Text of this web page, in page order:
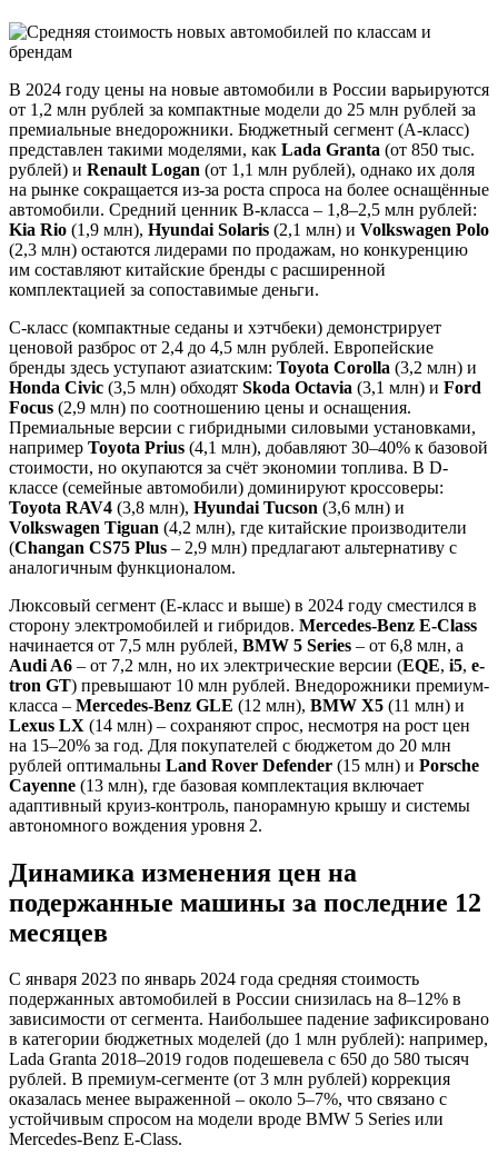
В 2024 году цены на новые автомобили в России варьируются
от 1,2 млн рублей за компактные модели до 25 млн рублей за
премиальные внедорожники. Бюджетный сегмент (A-класс)
представлен такими моделями, как Lada Granta (от 850 тыс.
рублей) и Renault Logan (от 1,1 млн рублей), однако их доля
на рынке сокращается из-за роста спроса на более оснащённые
автомобили. Средний ценник B-класса – 1,8–2,5 млн рублей:
Kia Rio (1,9 млн), Hyundai Solaris (2,1 млн) и Volkswagen Polo
(2,3 млн) остаются лидерами по продажам, но конкуренцию
им составляют китайские бренды с расширенной
комплектацией за сопоставимые деньги.
C-класс (компактные седаны и хэтчбеки) демонстрирует
ценовой разброс от 2,4 до 4,5 млн рублей. Европейские
бренды здесь уступают азиатским: Toyota Corolla (3,2 млн) и
Honda Civic (3,5 млн) обходят Skoda Octavia (3,1 млн) и Ford
Focus (2,9 млн) по соотношению цены и оснащения.
Премиальные версии с гибридными силовыми установками,
например Toyota Prius (4,1 млн), добавляют 30–40% к базовой
стоимости, но окупаются за счёт экономии топлива. В D-
классе (семейные автомобили) доминируют кроссоверы:
Toyota RAV4 (3,8 млн), Hyundai Tucson (3,6 млн) и
Volkswagen Tiguan (4,2 млн), где китайские производители
(Changan CS75 Plus – 2,9 млн) предлагают альтернативу с
аналогичным функционалом.
Люксовый сегмент (E-класс и выше) в 2024 году сместился в
сторону электромобилей и гибридов. Mercedes-Benz E-Class
начинается от 7,5 млн рублей, BMW 5 Series – от 6,8 млн, а
Audi A6 – от 7,2 млн, но их электрические версии (EQE, i5, e-
tron GT) превышают 10 млн рублей. Внедорожники премиум-
класса – Mercedes-Benz GLE (12 млн), BMW X5 (11 млн) и
Lexus LX (14 млн) – сохраняют спрос, несмотря на рост цен
на 15–20% за год. Для покупателей с бюджетом до 20 млн
рублей оптимальны Land Rover Defender (15 млн) и Porsche
Cayenne (13 млн), где базовая комплектация включает
адаптивный круиз-контроль, панорамную крышу и системы
автономного вождения уровня 2.
Динамика изменения цен на
подержанные машины за последние 12
месяцев
С января 2023 по январь 2024 года средняя стоимость
подержанных автомобилей в России снизилась на 8–12% в
зависимости от сегмента. Наибольшее падение зафиксировано
в категории бюджетных моделей (до 1 млн рублей): например,
Lada Granta 2018–2019 годов подешевела с 650 до 580 тысяч
рублей. В премиум-сегменте (от 3 млн рублей) коррекция
оказалась менее выраженной – около 5–7%, что связано с
устойчивым спросом на модели вроде BMW 5 Series или
Mercedes-Benz E-Class.